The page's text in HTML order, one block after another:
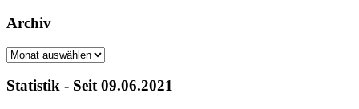
Archiv
Archiv
Statistik - Seit 09.06.2021